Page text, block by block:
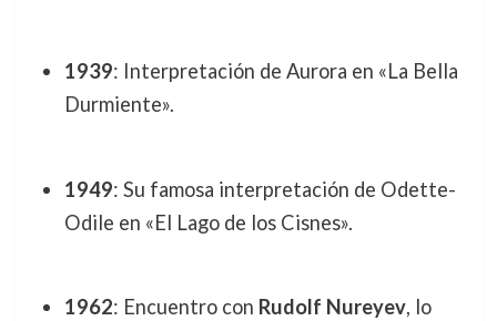
1939: Interpretación de Aurora en «La Bella
Durmiente».
1949: Su famosa interpretación de Odette-
Odile en «El Lago de los Cisnes».
1962: Encuentro con Rudolf Nureyev, lo